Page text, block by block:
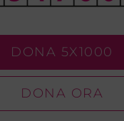
DONA 5X1000
DONA ORA